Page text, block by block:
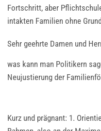
Fortschritt, aber
intakten Familien ohne
Sehr geehrte Damen und
was kann man Politikern
Neujustierung der
Kurz und prägnant: 1.